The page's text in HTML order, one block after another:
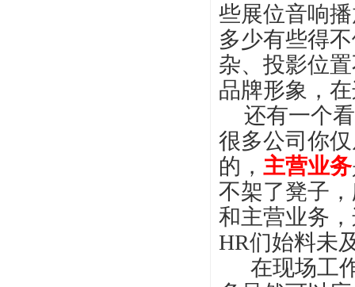
些展位音响
多少有些得
杂、投影位
品牌形象，
还有一个
很多公司你
的， 主营业务
不架了凳子
和主营业务
HR们始料未
在现场工